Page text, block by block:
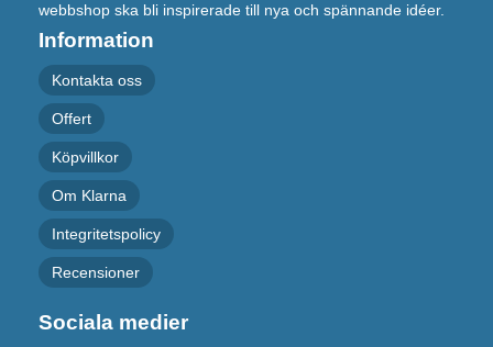
webbshop ska bli inspirerade till nya och spännande idéer.
Information
Kontakta oss
Offert
Köpvillkor
Om Klarna
Integritetspolicy
Recensioner
Sociala medier